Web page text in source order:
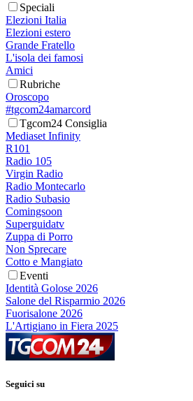
Speciali
Elezioni Italia
Elezioni estero
Grande Fratello
L'isola dei famosi
Amici
Rubriche
Oroscopo
#tgcom24amarcord
Tgcom24 Consiglia
Mediaset Infinity
R101
Radio 105
Virgin Radio
Radio Montecarlo
Radio Subasio
Comingsoon
Superguidatv
Zuppa di Porro
Non Sprecare
Cotto e Mangiato
Eventi
Identità Golose 2026
Salone del Risparmio 2026
Fuorisalone 2026
L'Artigiano in Fiera 2025
Seguici su